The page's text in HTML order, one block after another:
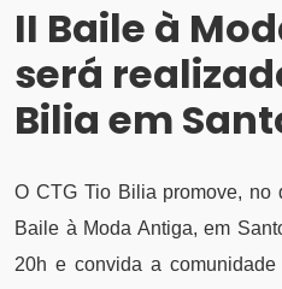
II Baile à
será
Bilia em
O CTG Tio Bilia promove, no
Baile à Moda Antiga, em
20h e convida a